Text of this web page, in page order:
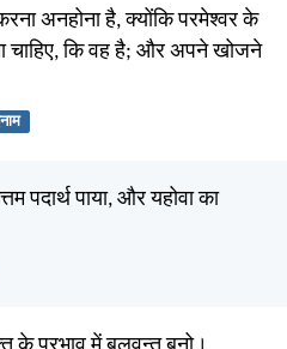
अनहोना है, क्योंकि परमेश्वर के
चाहिए, कि वह है; और अपने खोजने
पदार्थ पाया, और यहोवा का